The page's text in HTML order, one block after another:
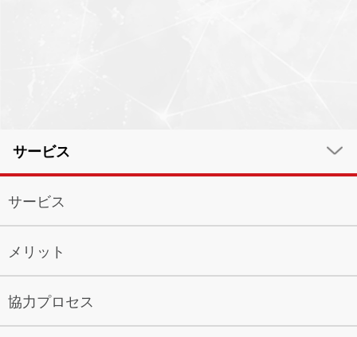
サービス
サービス
メリット
協力プロセス
サービス
プラットフォーム専用のアプリ開発
プラットフォーム専用のアプリ開発サービスは、
iOSおよびAndroidデバイスに対応した専用のモバ
イルアプリケーションを提供します。各プラットフ